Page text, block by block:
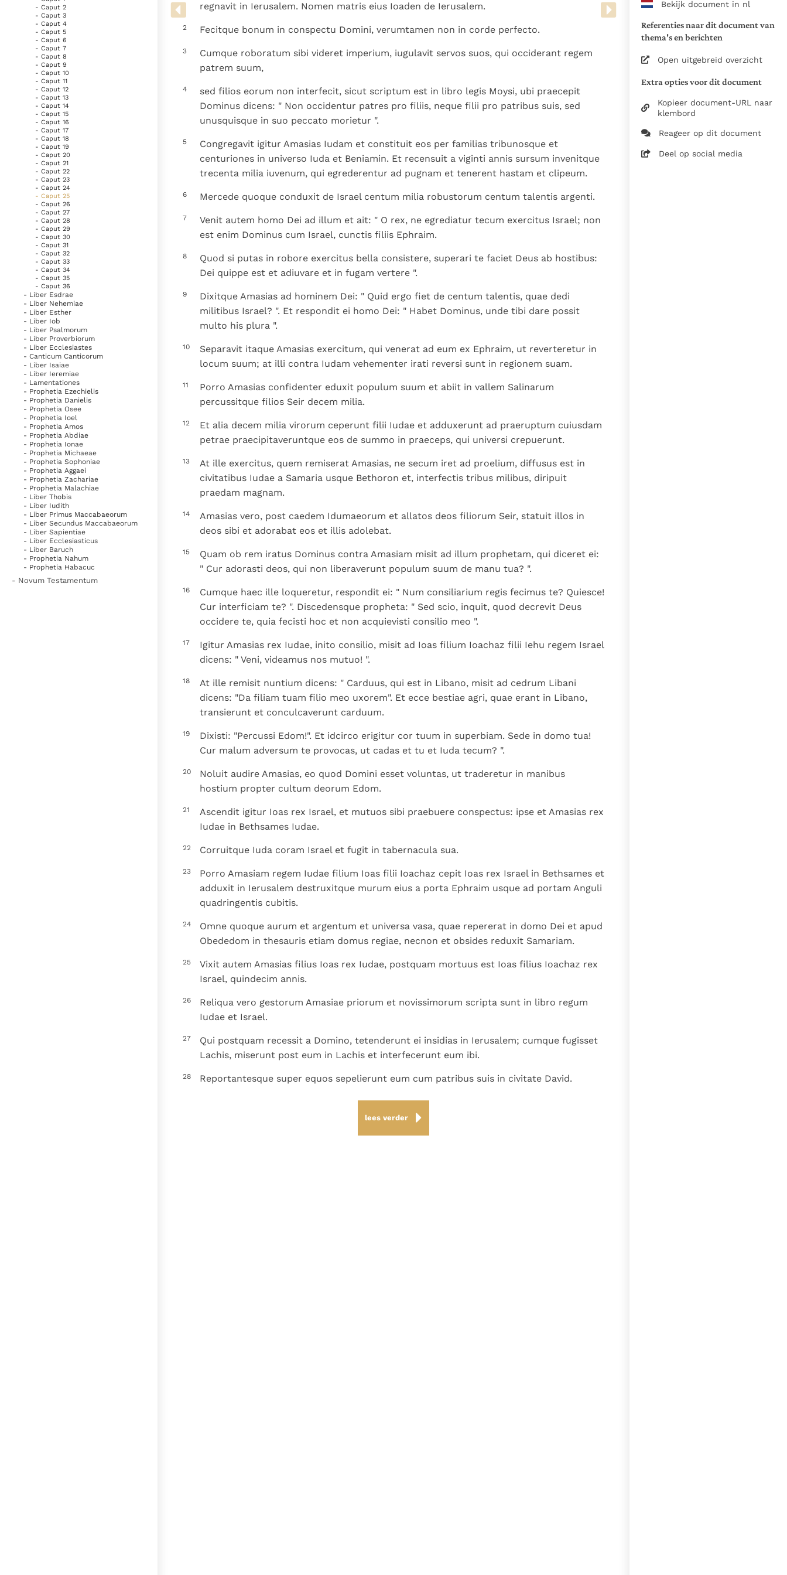
Denzinger Gebruiksvoorwaarden
koninkrijk te
groeit stilletjes door
liefde, niet door
mystieke
verschijnselen en de
als een taak"
Paus in Pavia: St.
noodzaak om "naar het
innerlijk" toe te keren.
www.vatican.va/archive/bible/
vulgata_vetus-
www.vatican.va/archive/bible/
aansluiting gezocht bij de
om de teksten van de
naast elkaar te kunnen
Daar waar de versnummering
elkaar afwijken is dus die van
Bekijk document in nl
Referenties naar dit document van
thema's en berichten
Open uitgebreid overzicht
Extra opties voor dit document
Kopieer document-URL naar
klembord
Reageer op dit document
Deel op social media
- Caput 2
- Caput 3
- Caput 4
- Caput 5
- Caput 6
- Caput 7
- Caput 8
- Caput 9
- Caput 10
- Caput 11
- Caput 12
- Caput 13
- Caput 14
- Caput 15
- Caput 16
- Caput 17
- Caput 18
- Caput 19
- Caput 20
- Caput 21
- Caput 22
- Caput 23
- Caput 24
- Caput 25
- Caput 26
- Caput 27
- Caput 28
- Caput 29
- Caput 30
- Caput 31
- Caput 32
- Caput 33
- Caput 34
- Caput 35
- Caput 36
- Liber Esdrae
- Liber Nehemiae
- Liber Esther
- Liber Iob
- Liber Psalmorum
- Liber Proverbiorum
- Liber Ecclesiastes
- Canticum Canticorum
- Liber Isaiae
- Liber Ieremiae
- Lamentationes
- Prophetia Ezechielis
- Prophetia Danielis
- Prophetia Osee
- Prophetia Ioel
- Prophetia Amos
- Prophetia Abdiae
- Prophetia Ionae
- Prophetia Michaeae
- Prophetia Sophoniae
- Prophetia Aggaei
- Prophetia Zachariae
- Prophetia Malachiae
- Liber Thobis
- Liber Iudith
- Liber Primus Maccabaeorum
- Liber Secundus Maccabaeorum
- Liber Sapientiae
- Liber Ecclesiasticus
- Liber Baruch
- Prophetia Nahum
- Prophetia Habacuc
- Novum Testamentum
regnavit in Ierusalem. Nomen matris eius Ioaden de Ierusalem.
2 Fecitque bonum in conspectu Domini, verumtamen non in corde perfecto.
3
Cumque roboratum sibi videret imperium, iugulavit servos suos, qui occiderant regem
patrem suum,
4
sed filios eorum non interfecit, sicut scriptum est in libro legis Moysi, ubi praecepit
Dominus dicens: " Non occidentur patres pro filiis, neque filii pro patribus suis, sed
unusquisque in suo peccato morietur ".
5
Congregavit igitur Amasias Iudam et constituit eos per familias tribunosque et
centuriones in universo Iuda et Beniamin. Et recensuit a viginti annis sursum invenitque
trecenta milia iuvenum, qui egrederentur ad pugnam et tenerent hastam et clipeum.
6 Mercede quoque conduxit de Israel centum milia robustorum centum talentis argenti.
7
Venit autem homo Dei ad illum et ait: " O rex, ne egrediatur tecum exercitus Israel; non
est enim Dominus cum Israel, cunctis filiis Ephraim.
8
Quod si putas in robore exercitus bella consistere, superari te faciet Deus ab hostibus:
Dei quippe est et adiuvare et in fugam vertere ".
9
Dixitque Amasias ad hominem Dei: " Quid ergo fiet de centum talentis, quae dedi
militibus Israel? ". Et respondit ei homo Dei: " Habet Dominus, unde tibi dare possit
multo his plura ".
10
Separavit itaque Amasias exercitum, qui venerat ad eum ex Ephraim, ut reverteretur in
locum suum; at illi contra Iudam vehementer irati reversi sunt in regionem suam.
11
Porro Amasias confidenter eduxit populum suum et abiit in vallem Salinarum
percussitque filios Seir decem milia.
12
Et alia decem milia virorum ceperunt filii Iudae et adduxerunt ad praeruptum cuiusdam
petrae praecipitaveruntque eos de summo in praeceps, qui universi crepuerunt.
13
At ille exercitus, quem remiserat Amasias, ne secum iret ad proelium, diffusus est in
civitatibus Iudae a Samaria usque Bethoron et, interfectis tribus milibus, diripuit
praedam magnam.
14
Amasias vero, post caedem Idumaeorum et allatos deos filiorum Seir, statuit illos in
deos sibi et adorabat eos et illis adolebat.
15
Quam ob rem iratus Dominus contra Amasiam misit ad illum prophetam, qui diceret ei:
" Cur adorasti deos, qui non liberaverunt populum suum de manu tua? ".
16
Cumque haec ille loqueretur, respondit ei: " Num consiliarium regis fecimus te? Quiesce!
Cur interficiam te? ". Discedensque propheta: " Sed scio, inquit, quod decrevit Deus
occidere te, quia fecisti hoc et non acquievisti consilio meo ".
17
Igitur Amasias rex Iudae, inito consilio, misit ad Ioas filium Ioachaz filii Iehu regem Israel
dicens: " Veni, videamus nos mutuo! ".
18
At ille remisit nuntium dicens: " Carduus, qui est in Libano, misit ad cedrum Libani
dicens: "Da filiam tuam filio meo uxorem". Et ecce bestiae agri, quae erant in Libano,
transierunt et conculcaverunt carduum.
19
Dixisti: "Percussi Edom!". Et idcirco erigitur cor tuum in superbiam. Sede in domo tua!
Cur malum adversum te provocas, ut cadas et tu et Iuda tecum? ".
20
Noluit audire Amasias, eo quod Domini esset voluntas, ut traderetur in manibus
hostium propter cultum deorum Edom.
21
Ascendit igitur Ioas rex Israel, et mutuos sibi praebuere conspectus: ipse et Amasias rex
Iudae in Bethsames Iudae.
22 Corruitque Iuda coram Israel et fugit in tabernacula sua.
23
Porro Amasiam regem Iudae filium Ioas filii Ioachaz cepit Ioas rex Israel in Bethsames et
adduxit in Ierusalem destruxitque murum eius a porta Ephraim usque ad portam Anguli
quadringentis cubitis.
24
Omne quoque aurum et argentum et universa vasa, quae repererat in domo Dei et apud
Obededom in thesauris etiam domus regiae, necnon et obsides reduxit Samariam.
25
Vixit autem Amasias filius Ioas rex Iudae, postquam mortuus est Ioas filius Ioachaz rex
Israel, quindecim annis.
26
Reliqua vero gestorum Amasiae priorum et novissimorum scripta sunt in libro regum
Iudae et Israel.
27
Qui postquam recessit a Domino, tetenderunt ei insidias in Ierusalem; cumque fugisset
Lachis, miserunt post eum in Lachis et interfecerunt eum ibi.
28 Reportantesque super equos sepelierunt eum cum patribus suis in civitate David.
lees verder